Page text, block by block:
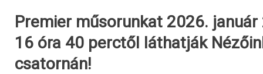
Premier műsorunkat 2026. január
16 óra 40 perctől láthatják
csatornán!